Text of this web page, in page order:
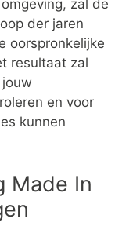
zal de
der jaren
oorspronkelijke
resultaat zal
en voor
kunnen
Made In